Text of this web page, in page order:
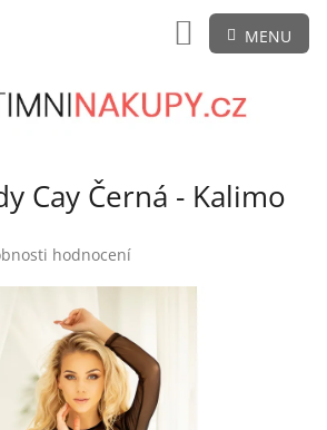
NÁKUPNÍ
KOŠÍK
Cay Černá - Kalimo
hodnocení